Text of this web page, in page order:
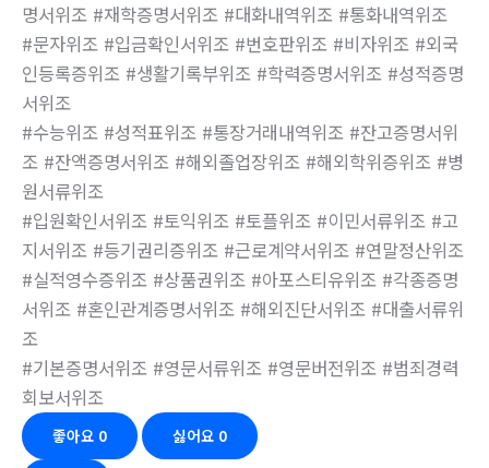
명서위조 #재학증명서위조 #대화내역위조 #통화내역위조
#문자위조 #입금확인서위조 #번호판위조 #비자위조 #외국
인등록증위조 #생활기록부위조 #학력증명서위조 #성적증명
서위조
#수능위조 #성적표위조 #통장거래내역위조 #잔고증명서위
조 #잔액증명서위조 #해외졸업장위조 #해외학위증위조 #병
원서류위조
#입원확인서위조 #토익위조 #토플위조 #이민서류위조 #고
지서위조 #등기권리증위조 #근로계약서위조 #연말정산위조
#실적영수증위조 #상품권위조 #아포스티유위조 #각종증명
서위조 #혼인관계증명서위조 #해외진단서위조 #대출서류위
조
#기본증명서위조 #영문서류위조 #영문버전위조 #범죄경력
회보서위조
좋아요 0 싫어요 0